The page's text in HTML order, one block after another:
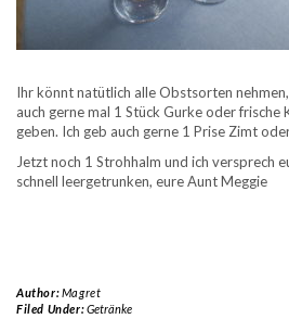
Ihr könnt natütlich alle Obstsorten
auch gerne mal 1 Stück Gurke oder frische
geben. Ich geb auch gerne 1 Prise Zimt
Jetzt noch 1 Strohhalm und ich versprech
schnell leergetrunken, eure Aunt Meggie
Author:Magret
Filed Under:Getränke